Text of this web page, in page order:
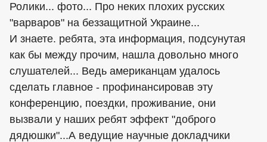
Ролики... фото... Про неких плохих русских
"варваров" на беззащитной Украине...
И знаете. ребята, эта информация, подсунутая
как бы между прочим, нашла довольно много
слушателей... Ведь американцам удалось
сделать главное - профинансировав эту
конференцию, поездки, проживание, они
вызвали у наших ребят эффект "доброго
дядюшки"...А ведущие научные докладчики